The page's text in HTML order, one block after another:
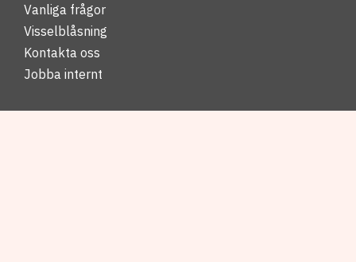
Vanliga frågor
Visselblåsning
Kontakta oss
Jobba internt